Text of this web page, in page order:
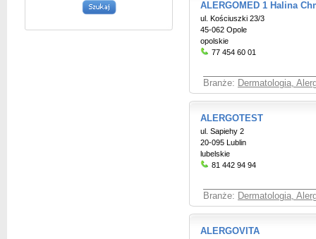
ALERGOMED 1 Halina
ul. Kościuszki 23/3
45-062 Opole
opolskie
77 454 60 01
Branże: Dermatologia,
ALERGOTEST
ul. Sapiehy 2
20-095 Lublin
lubelskie
81 442 94 94
Branże: Dermatologia,
ALERGOVITA